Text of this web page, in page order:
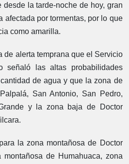
la tarde-noche de hoy, gran
afectada por tormentas, por lo que
como amarilla.
de alerta temprana que el Servicio
señaló las altas probabilidades
de agua y que la zona de
San Antonio, San Pedro,
y la zona baja de Doctor
la zona montañosa de Doctor
montañosa de Humahuaca, zona